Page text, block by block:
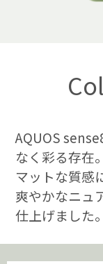
AQUOS
なく彩る存在。
マットな質感
爽やかなニュ
仕上げました。